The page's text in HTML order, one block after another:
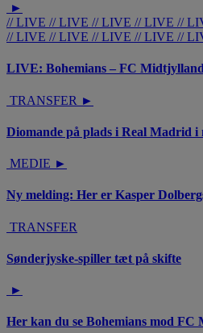
►
// LIVE // LIVE // LIVE // LIVE //
// LIVE // LIVE // LIVE // LIVE //
LIVE: Bohemians – FC Midtjylland
TRANSFER ►
Diomande på plads i Real Madrid
MEDIE ►
Ny melding: Her er Kasper
TRANSFER
Sønderjyske-spiller tæt på skifte
►
Her kan du se Bohemians mod